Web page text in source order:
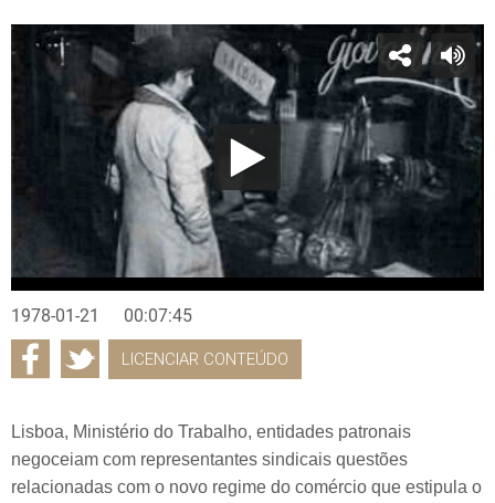
1978-01-21 00:07:45
LICENCIAR CONTEÚDO
Lisboa, Ministério do Trabalho, entidades patronais
negoceiam com representantes sindicais questões
relacionadas com o novo regime do comércio que estipula o